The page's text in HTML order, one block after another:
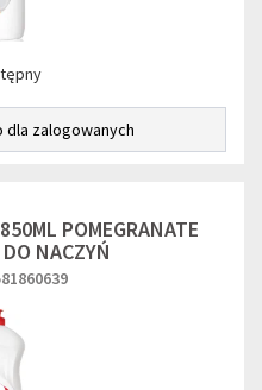
dla zalogowanych
POMEGRANATE
NACZYŃ